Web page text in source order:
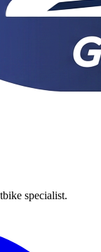
specialist.